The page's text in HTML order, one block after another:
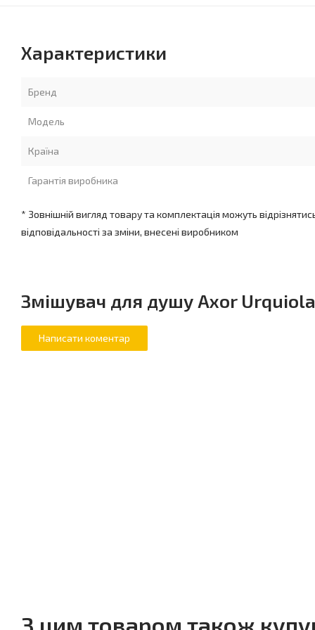
Характеристики
Бренд
Модель
Країна
Гарантія виробника
* Зовнішній вигляд товару та комплектація можуть
відповідальності за зміни, внесені виробником
Змішувач для душу Axor
З цим товаром також